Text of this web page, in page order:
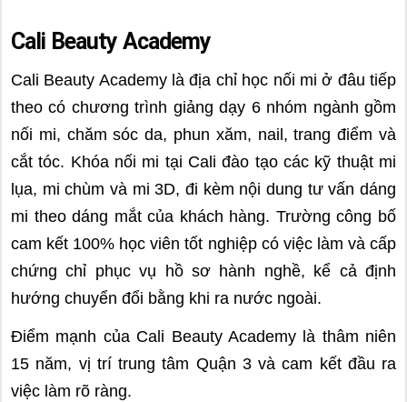
Cali Beauty Academy
Cali Beauty Academy là địa chỉ học nối mi ở đâu tiếp
theo có chương trình giảng dạy 6 nhóm ngành gồm
nối mi, chăm sóc da, phun xăm, nail, trang điểm và
cắt tóc. Khóa nối mi tại Cali đào tạo các kỹ thuật mi
lụa, mi chùm và mi 3D, đi kèm nội dung tư vấn dáng
mi theo dáng mắt của khách hàng. Trường công bố
cam kết 100% học viên tốt nghiệp có việc làm và cấp
chứng chỉ phục vụ hồ sơ hành nghề, kể cả định
hướng chuyển đổi bằng khi ra nước ngoài.
Điểm mạnh của Cali Beauty Academy là thâm niên
15 năm, vị trí trung tâm Quận 3 và cam kết đầu ra
việc làm rõ ràng.